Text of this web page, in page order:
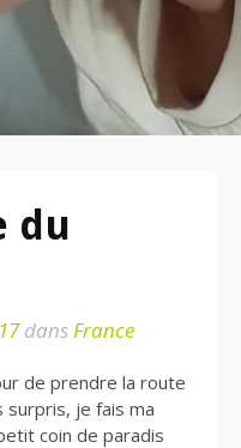
du
dansFrance
de prendre la route
surpris, je fais ma
coin de paradis